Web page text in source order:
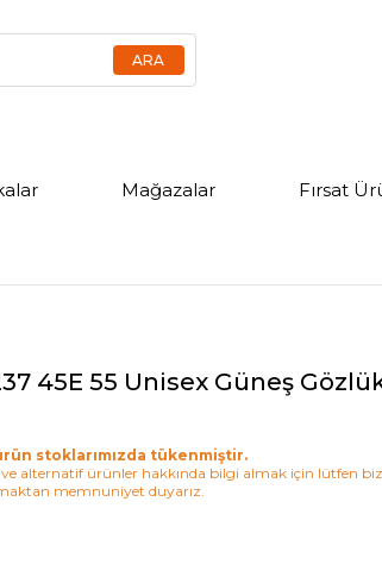
Mağazalar Fırsat
45E 55 Unisex Güneş
stoklarımızda tükenmiştir.
alternatif ürünler hakkında bilgi almak için lütfen
memnuniyet duyarız.